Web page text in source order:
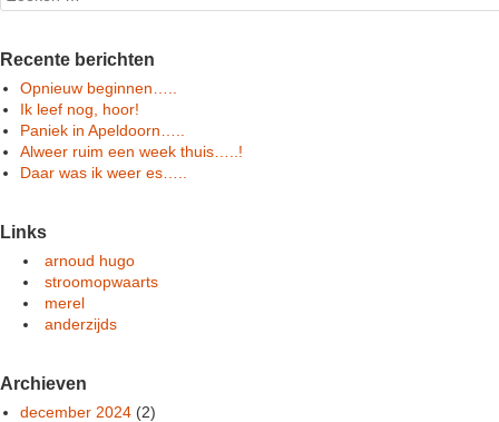
Recente berichten
Opnieuw beginnen…..
Ik leef nog, hoor!
Paniek in Apeldoorn…..
Alweer ruim een week thuis…..!
Daar was ik weer es…..
Links
arnoud hugo
stroomopwaarts
merel
anderzijds
Archieven
december 2024 (2)